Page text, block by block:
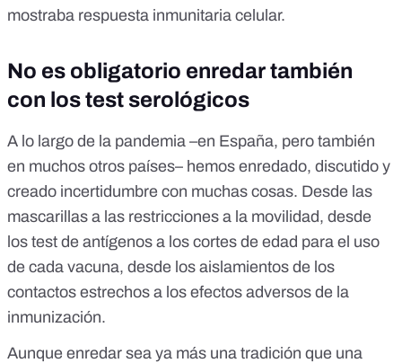
mostraba respuesta inmunitaria celular.
No es obligatorio enredar también
con los test serológicos
A lo largo de la pandemia –en España, pero también
en muchos otros países– hemos enredado, discutido y
creado incertidumbre con muchas cosas. Desde las
mascarillas a las restricciones a la movilidad, desde
los test de antígenos a los cortes de edad para el uso
de cada vacuna, desde los aislamientos de los
contactos estrechos a los efectos adversos de la
inmunización.
Aunque enredar sea ya más una tradición que una